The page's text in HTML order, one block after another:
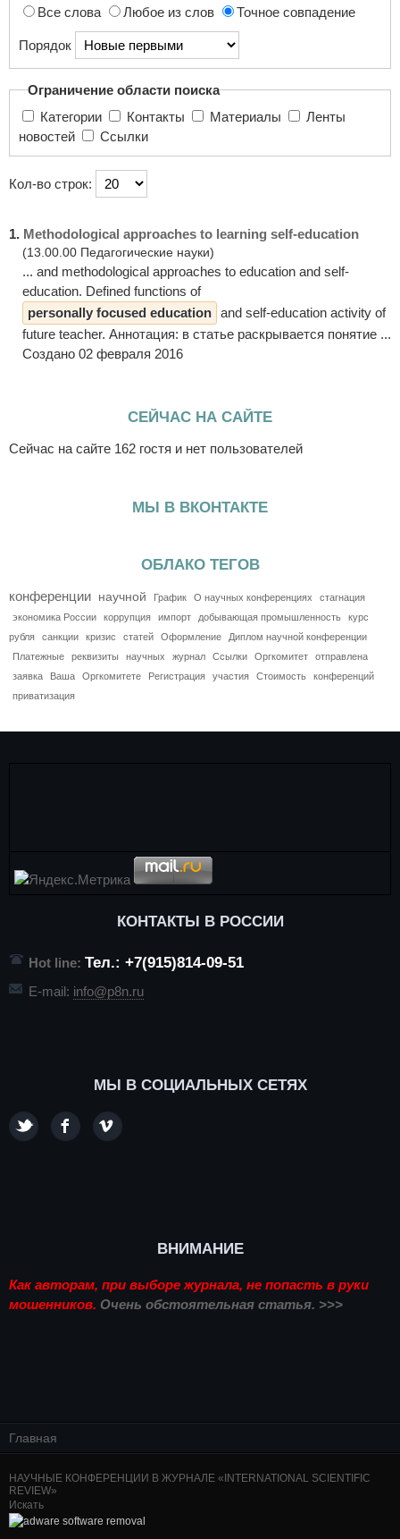
Все слова
Любое из слов Точное совпадение
Порядок
Ограничение области поиска
Категории
Контакты Материалы
новостей
Ссылки
Кол-во строк:
1. Methodological approaches to learning self-education
(13.00.00 Педагогические науки)
... and methodological approaches to education and self-
education. Defined functions of
personally focused education and self-education activity of
future teacher. Аннотация: в статье раскрывается понятие ...
Создано 02 февраля 2016
СЕЙЧАС НА САЙТЕ
Сейчас на сайте 162 гостя и нет пользователей
МЫ В ВКОНТАКТЕ
ОБЛАКО ТЕГОВ
конференции научной График О научных конференциях
стагнация
экономика России
коррупция импорт добывающая промышленность
курс
рубля
санкции кризис статей Оформление
Диплом научной конференции
Платежные
реквизиты научных журнал Ссылки Оргкомитет
отправлена
заявка
Ваша Оргкомитете Регистрация участия Стоимость
конференций
приватизация
КОНТАКТЫ В РОССИИ
Hot line: Тел.: +7(915)814-09-51
E-mail: info@p8n.ru
МЫ В СОЦИАЛЬНЫХ СЕТЯХ
ВНИМАНИЕ
Как авторам, при выборе журнала, не попасть в руки
мошенников. Очень обстоятельная статья. >>>
Главная
НАУЧНЫЕ КОНФЕРЕНЦИИ В ЖУРНАЛЕ «INTERNATIONAL SCIENTIFIC
REVIEW»
Искать